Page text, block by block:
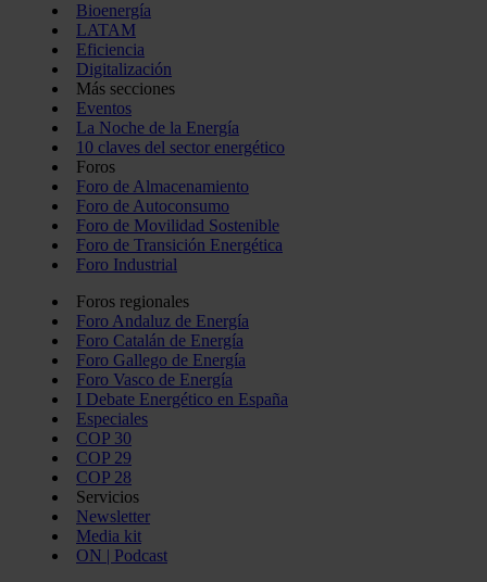
Bioenergía
LATAM
Eficiencia
Digitalización
Más secciones
Eventos
La Noche de la Energía
10 claves del sector energético
Foros
Foro de Almacenamiento
Foro de Autoconsumo
Foro de Movilidad Sostenible
Foro de Transición Energética
Foro Industrial
Foros regionales
Foro Andaluz de Energía
Foro Catalán de Energía
Foro Gallego de Energía
Foro Vasco de Energía
I Debate Energético en España
Especiales
COP 30
COP 29
COP 28
Servicios
Newsletter
Media kit
ON | Podcast